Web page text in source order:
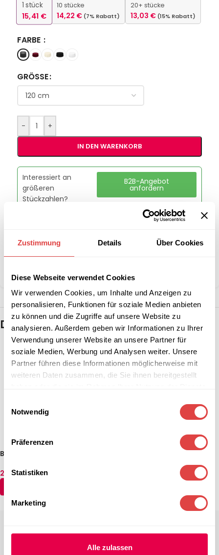
Zustimmung Details Über Cookies
Diese Webseite verwendet Cookies
Wir verwenden Cookies, um Inhalte und Anzeigen zu
personalisieren, Funktionen für soziale Medien anbieten
zu können und die Zugriffe auf unsere Website zu
analysieren. Außerdem geben wir Informationen zu Ihrer
Verwendung unserer Website an unsere Partner für
soziale Medien, Werbung und Analysen weiter. Unsere
Partner führen diese Informationen möglicherweise mit
weiteren Daten zusammen, die Sie ihnen bereitgestellt
Notwendig
Präferenzen
Statistiken
Marketing
Alle zulassen
1 stück
15,41 €
10 stücke
14,22 € (7% Rabatt)
20+ stücke
13,03 € (15% Rabatt)
FARBE
GRÖSSE
- +
IN DEN WARENKORB
Interessiert an
größeren
Stückzahlen?
B2B-Angebot
anfordern
Kategorie: runde Tischdecken
Marke:Gastro Uzal
Teilen:
Das könnte dir auch gefallen …
Banketttisch Simplex rund (3
261,74€–333,14